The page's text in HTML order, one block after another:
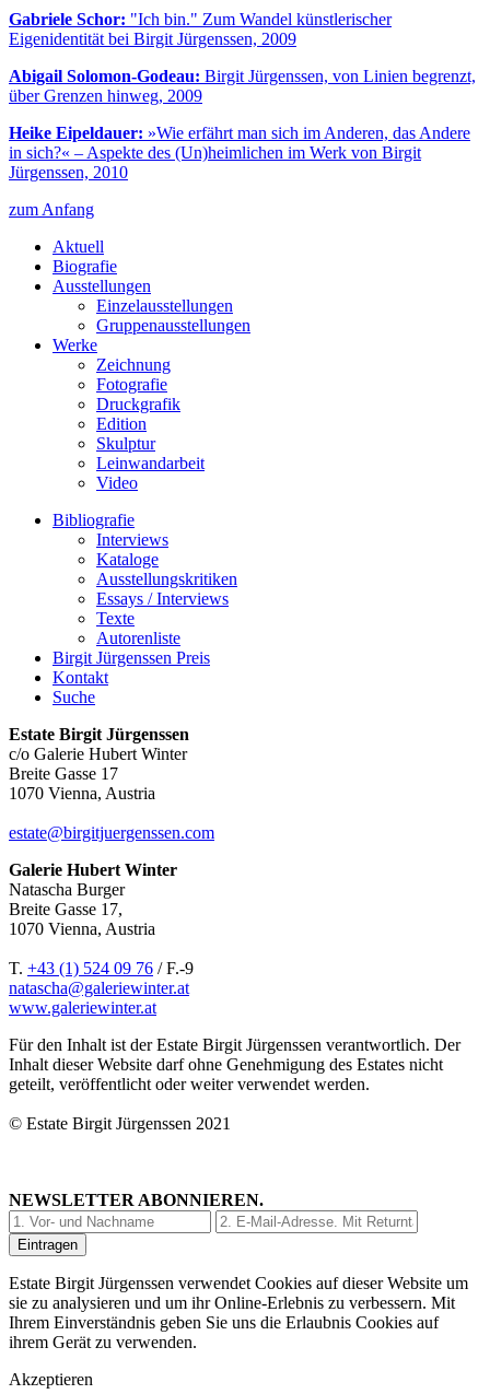
Gabriele Schor: "Ich bin." Zum Wandel künstlerischer
Eigenidentität bei Birgit Jürgenssen, 2009
Abigail Solomon-Godeau: Birgit Jürgenssen, von Linien begrenzt,
über Grenzen hinweg, 2009
Heike Eipeldauer: »Wie erfährt man sich im Anderen, das Andere
in sich?« – Aspekte des (Un)heimlichen im Werk von Birgit
Jürgenssen, 2010
zum Anfang
Aktuell
Biografie
Ausstellungen
Einzelausstellungen
Gruppenausstellungen
Werke
Zeichnung
Fotografie
Druckgrafik
Edition
Skulptur
Leinwandarbeit
Video
Bibliografie
Interviews
Kataloge
Ausstellungskritiken
Essays / Interviews
Texte
Autorenliste
Birgit Jürgenssen Preis
Kontakt
Suche
Estate Birgit Jürgenssen
c/o Galerie Hubert Winter
Breite Gasse 17
1070 Vienna, Austria
estate@birgitjuergenssen.com
Galerie Hubert Winter
Natascha Burger
Breite Gasse 17,
1070 Vienna, Austria
T. +43 (1) 524 09 76 / F.-9
natascha@galeriewinter.at
www.galeriewinter.at
Für den Inhalt ist der Estate Birgit Jürgenssen verantwortlich. Der
Inhalt dieser Website darf ohne Genehmigung des Estates nicht
geteilt, veröffentlicht oder weiter verwendet werden.
© Estate Birgit Jürgenssen 2021
NEWSLETTER ABONNIEREN.
Estate Birgit Jürgenssen verwendet Cookies auf dieser Website um
sie zu analysieren und um ihr Online-Erlebnis zu verbessern. Mit
Ihrem Einverständnis geben Sie uns die Erlaubnis Cookies auf
ihrem Gerät zu verwenden.
Akzeptieren